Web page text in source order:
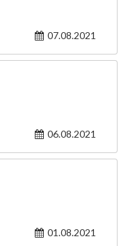
07.08.2021
06.08.2021
01.08.2021